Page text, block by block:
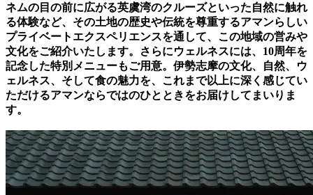
ネムの目の前に広がる英虞湾のクルーズといった自然に触れ
る体験など、その土地の歴史や伝統を尊重するアマンらしい
プライベートエクスペリエンスを通して、この地域の営みや
文化をご紹介いたします。さらにウェルネスには、10周年を
記念した特別メニューもご用意。伊勢志摩の文化、自然、ウ
ェルネス、そして食の魅力を、これまで以上に深く感じてい
ただけるアマンならではのひとときをお届けしてまいりま
す。